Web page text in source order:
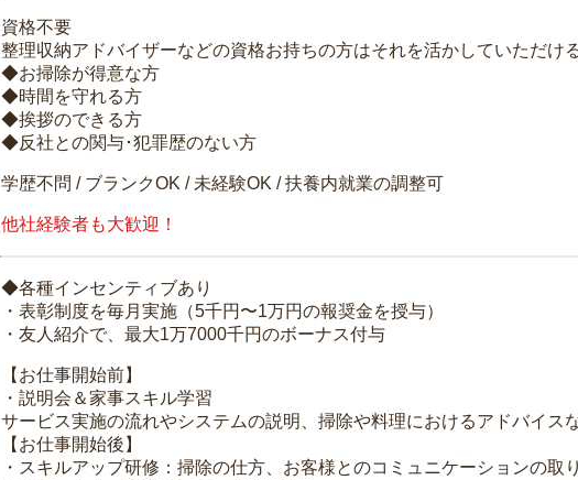
資格不要
整理収納アドバイザーなどの資格お持ちの方はそれを活かしていただけ
◆お掃除が得意な方
◆時間を守れる方
◆挨拶のできる方
◆反社との関与･犯罪歴のない方
学歴不問 / ブランクOK / 未経験OK / 扶養内就業の調整可
他社経験者も大歓迎！
◆各種インセンティブあり
・表彰制度を毎月実施（5千円〜1万円の報奨金を授与）
・友人紹介で、最大1万7000千円のボーナス付与
【お仕事開始前】
・説明会＆家事スキル学習
サービス実施の流れやシステムの説明、掃除や料理におけるアドバイス
【お仕事開始後】
・スキルアップ研修：掃除の仕方、お客様とのコミュニケーションの